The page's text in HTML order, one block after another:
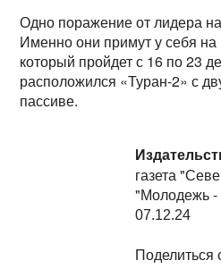
Одно поражение от лидера
Именно они примут у себя
который пройдет с 16 по 23
расположился «Туран-2» с
пассиве.
газета
"Молодежь -
07.12.24
Поделиться